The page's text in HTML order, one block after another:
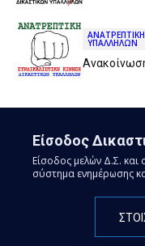
ΥΠΑΛΛΗΛΩΝ
Είσοδος
Είσοδος μελών Δ.Σ.
σύστημα ενημέρωσης